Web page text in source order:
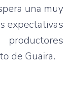
una muy
expectativas
productores
de Guaira.